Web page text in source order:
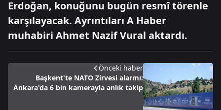
Erdoğan, konuğunu bugün resmî törenle
karşılayacak. Ayrıntıları A Haber
muhabiri Ahmet Nazif Vural aktardı.
Önceki haber
Başkent'te NATO Zirvesi alarmı:
Ankara'da 6 bin kamerayla anlık takip